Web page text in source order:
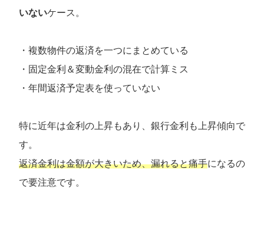
いないケース。
・複数物件の返済を一つにまとめている
・固定金利＆変動金利の混在で計算ミス
・年間返済予定表を使っていない
特に近年は金利の上昇もあり、銀行金利も上昇傾向で
す。
返済金利は金額が大きいため、漏れると痛手になるの
で要注意です。